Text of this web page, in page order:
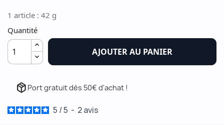
1 article : 42 g
Quantité
AJOUTER AU PANIER
package_2 Port gratuit dès 50€ d'achat !
5 /5 - 2avis